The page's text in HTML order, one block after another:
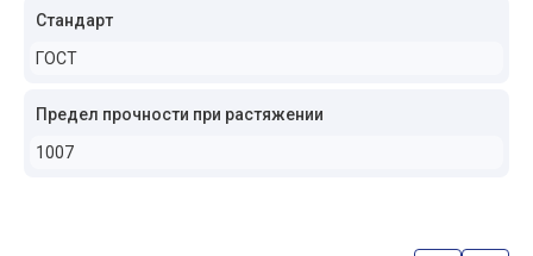
Стандарт
ГОСТ
Предел прочности при растяжении
1007